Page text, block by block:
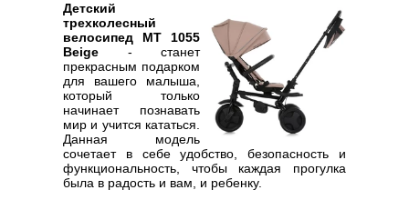
Детский
трехколесный
велосипед MT 1055
Beige - станет
прекрасным подарком
для вашего малыша,
который только
начинает познавать
мир и учится кататься.
Данная модель
сочетает в себе удобство, безопасность и
функциональность, чтобы каждая прогулка
была в радость и вам, и ребенку.